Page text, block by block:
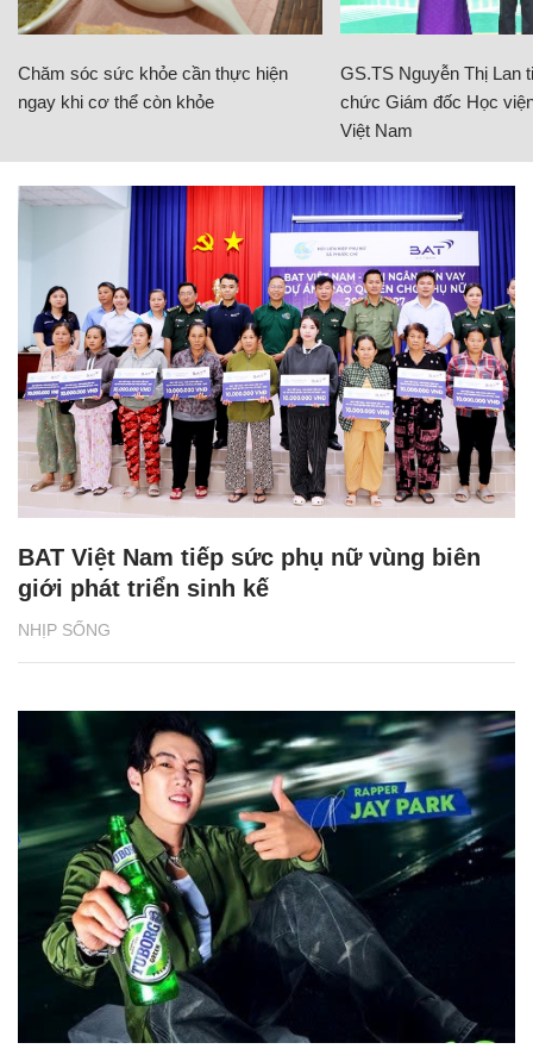
Chăm sóc sức khỏe cần thực hiện
ngay khi cơ thể còn khỏe
GS.TS Nguyễn Thị Lan
chức Giám đốc Học
Việt Nam
NHỊP SỐNG
BAT Việt Nam tiếp sức phụ nữ vùng biên
giới phát triển sinh kế